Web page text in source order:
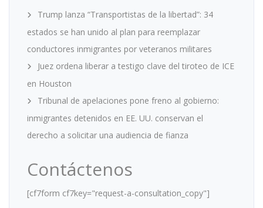
Trump lanza “Transportistas de la libertad”: 34
estados se han unido al plan para reemplazar
conductores inmigrantes por veteranos militares
Juez ordena liberar a testigo clave del tiroteo de ICE
en Houston
Tribunal de apelaciones pone freno al gobierno:
inmigrantes detenidos en EE. UU. conservan el
derecho a solicitar una audiencia de fianza
Contáctenos
[cf7form cf7key="request-a-consultation_copy"]